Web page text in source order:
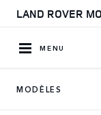
LAND ROVER
MENU
MODÈLES